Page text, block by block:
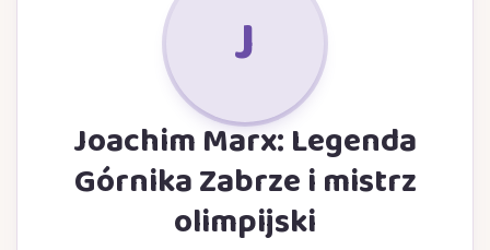
J
Joachim Marx: Legenda
Górnika Zabrze i mistrz
olimpijski